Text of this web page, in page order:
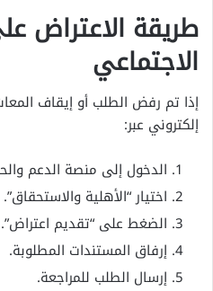
طريقة الاعتراض
الاجتماعي
إذا تم رفض الطلب أو إيقاف
إلكتروني عبر:
الدخول إلى منصة الدعم
اختيار “الأهلية والاستحقاق”.
الضغط على “تقديم اعتراض”.
إرفاق المستندات المطلوبة.
إرسال الطلب للمراجعة.